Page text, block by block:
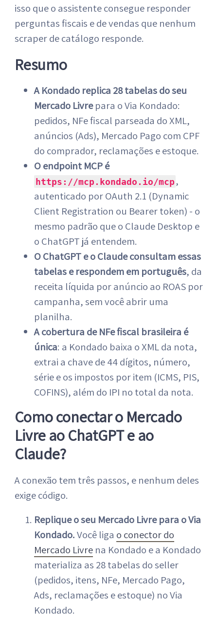
isso que o assistente consegue responder
perguntas fiscais e de vendas que nenhum
scraper de catálogo responde.
Resumo
A Kondado replica 28 tabelas do seu
Mercado Livrepara o Via Kondado:
pedidos, NFe fiscal parseada do XML,
anúncios (Ads), Mercado Pago com CPF
do comprador, reclamações e estoque.
O endpoint MCP é
https://mcp.kondado.io/mcp,
autenticado por OAuth 2.1 (Dynamic
Client Registration ou Bearer token) - o
mesmo padrão que o Claude Desktop e
o ChatGPT já entendem.
O ChatGPT e o Claude consultam essas
tabelas e respondem em português, da
receita líquida por anúncio ao ROAS por
campanha, sem você abrir uma
planilha.
A cobertura de NFe fiscal brasileira é
única: a Kondado baixa o XML da nota,
extrai a chave de 44 dígitos, número,
série e os impostos por item (ICMS, PIS,
COFINS), além do IPI no total da nota.
Como conectar o Mercado
Livre ao ChatGPT e ao
Claude?
A conexão tem três passos, e nenhum deles
exige código.
Replique o seu Mercado Livre para o Via
Kondado.Você liga o conector do
Mercado Livre na Kondado e a Kondado
materializa as 28 tabelas do seller
(pedidos, itens, NFe, Mercado Pago,
Ads, reclamações e estoque) no Via
Kondado.